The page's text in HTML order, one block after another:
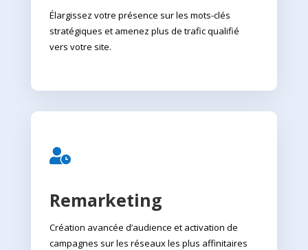
Élargissez votre présence sur les mots-clés
stratégiques et amenez plus de trafic qualifié
vers votre site.

Remarketing
Création avancée d’audience et activation de
campagnes sur les réseaux les plus affinitaires